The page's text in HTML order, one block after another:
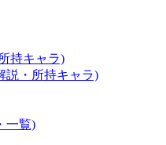
持キャラ)
説・所持キャラ)
一覧)